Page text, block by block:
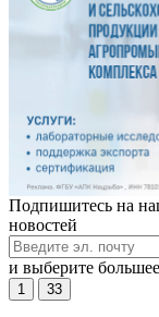
Подпишитесь на
новостей
и выберите
1 33